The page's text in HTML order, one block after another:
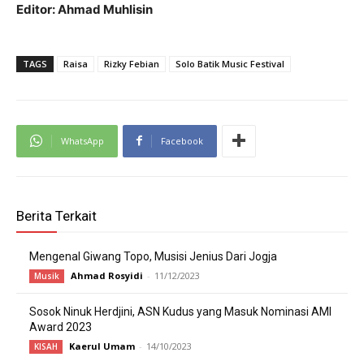
Editor: Ahmad Muhlisin
TAGS Raisa Rizky Febian Solo Batik Music Festival
WhatsApp Facebook
Berita Terkait
Mengenal Giwang Topo, Musisi Jenius Dari Jogja
Musik Ahmad Rosyidi - 11/12/2023
Sosok Ninuk Herdjini, ASN Kudus yang Masuk Nominasi AMI
Award 2023
KISAH Kaerul Umam - 14/10/2023